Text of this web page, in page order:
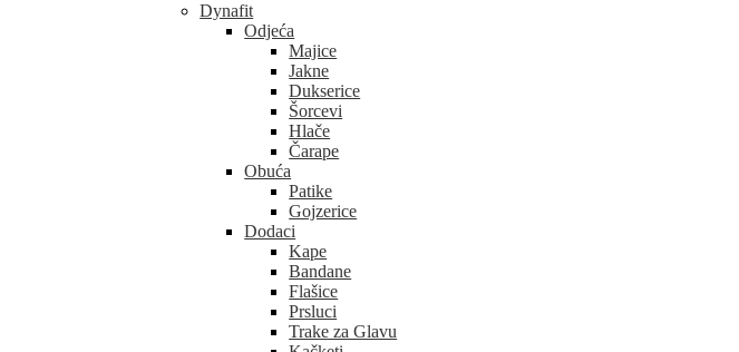
Dynafit
Odjeća
Majice
Jakne
Dukserice
Šorcevi
Hlače
Čarape
Obuća
Patike
Gojzerice
Dodaci
Kape
Bandane
Flašice
Prsluci
Trake za Glavu